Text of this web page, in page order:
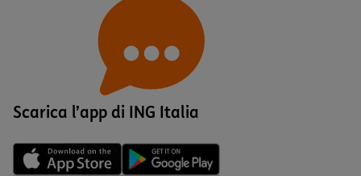
Scarica l’app di ING Italia